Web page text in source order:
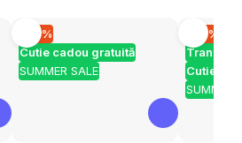
Cutie cadou gratuită
SUMMER SALE
–10 %
Cutie
SUMMER
–10 %